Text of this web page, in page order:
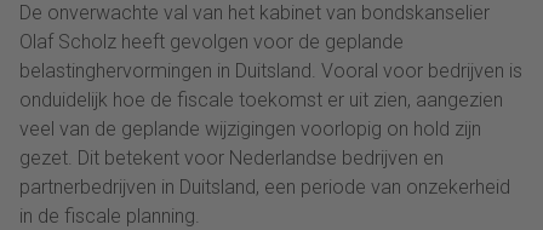
De onverwachte val van het kabinet van bondskanselier
Olaf Scholz heeft gevolgen voor de geplande
belastinghervormingen in Duitsland. Vooral voor bedrijven is
onduidelijk hoe de fiscale toekomst er uit zien, aangezien
veel van de geplande wijzigingen voorlopig on hold zijn
gezet. Dit betekent voor Nederlandse bedrijven en
partnerbedrijven in Duitsland, een periode van onzekerheid
in de fiscale planning.